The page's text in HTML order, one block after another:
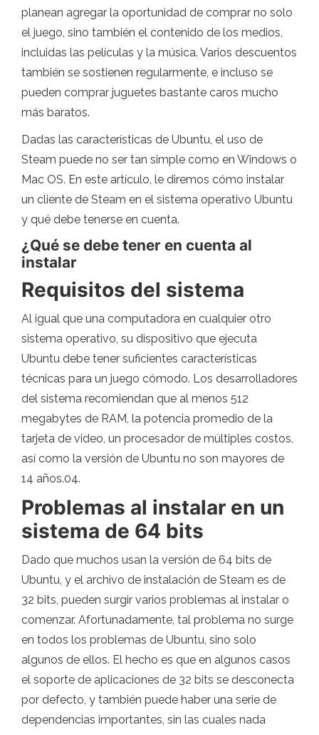
planean agregar la oportunidad de comprar no solo
el juego, sino también el contenido de los medios,
incluidas las películas y la música. Varios descuentos
también se sostienen regularmente, e incluso se
pueden comprar juguetes bastante caros mucho
más baratos.
Dadas las características de Ubuntu, el uso de
Steam puede no ser tan simple como en Windows o
Mac OS. En este artículo, le diremos cómo instalar
un cliente de Steam en el sistema operativo Ubuntu
y qué debe tenerse en cuenta.
¿Qué se debe tener en cuenta al
instalar
Requisitos del sistema
Al igual que una computadora en cualquier otro
sistema operativo, su dispositivo que ejecuta
Ubuntu debe tener suficientes características
técnicas para un juego cómodo. Los desarrolladores
del sistema recomiendan que al menos 512
megabytes de RAM, la potencia promedio de la
tarjeta de video, un procesador de múltiples costos,
así como la versión de Ubuntu no son mayores de
14 años.04.
Problemas al instalar en un
sistema de 64 bits
Dado que muchos usan la versión de 64 bits de
Ubuntu, y el archivo de instalación de Steam es de
32 bits, pueden surgir varios problemas al instalar o
comenzar. Afortunadamente, tal problema no surge
en todos los problemas de Ubuntu, sino solo
algunos de ellos. El hecho es que en algunos casos
el soporte de aplicaciones de 32 bits se desconecta
por defecto, y también puede haber una serie de
dependencias importantes, sin las cuales nada